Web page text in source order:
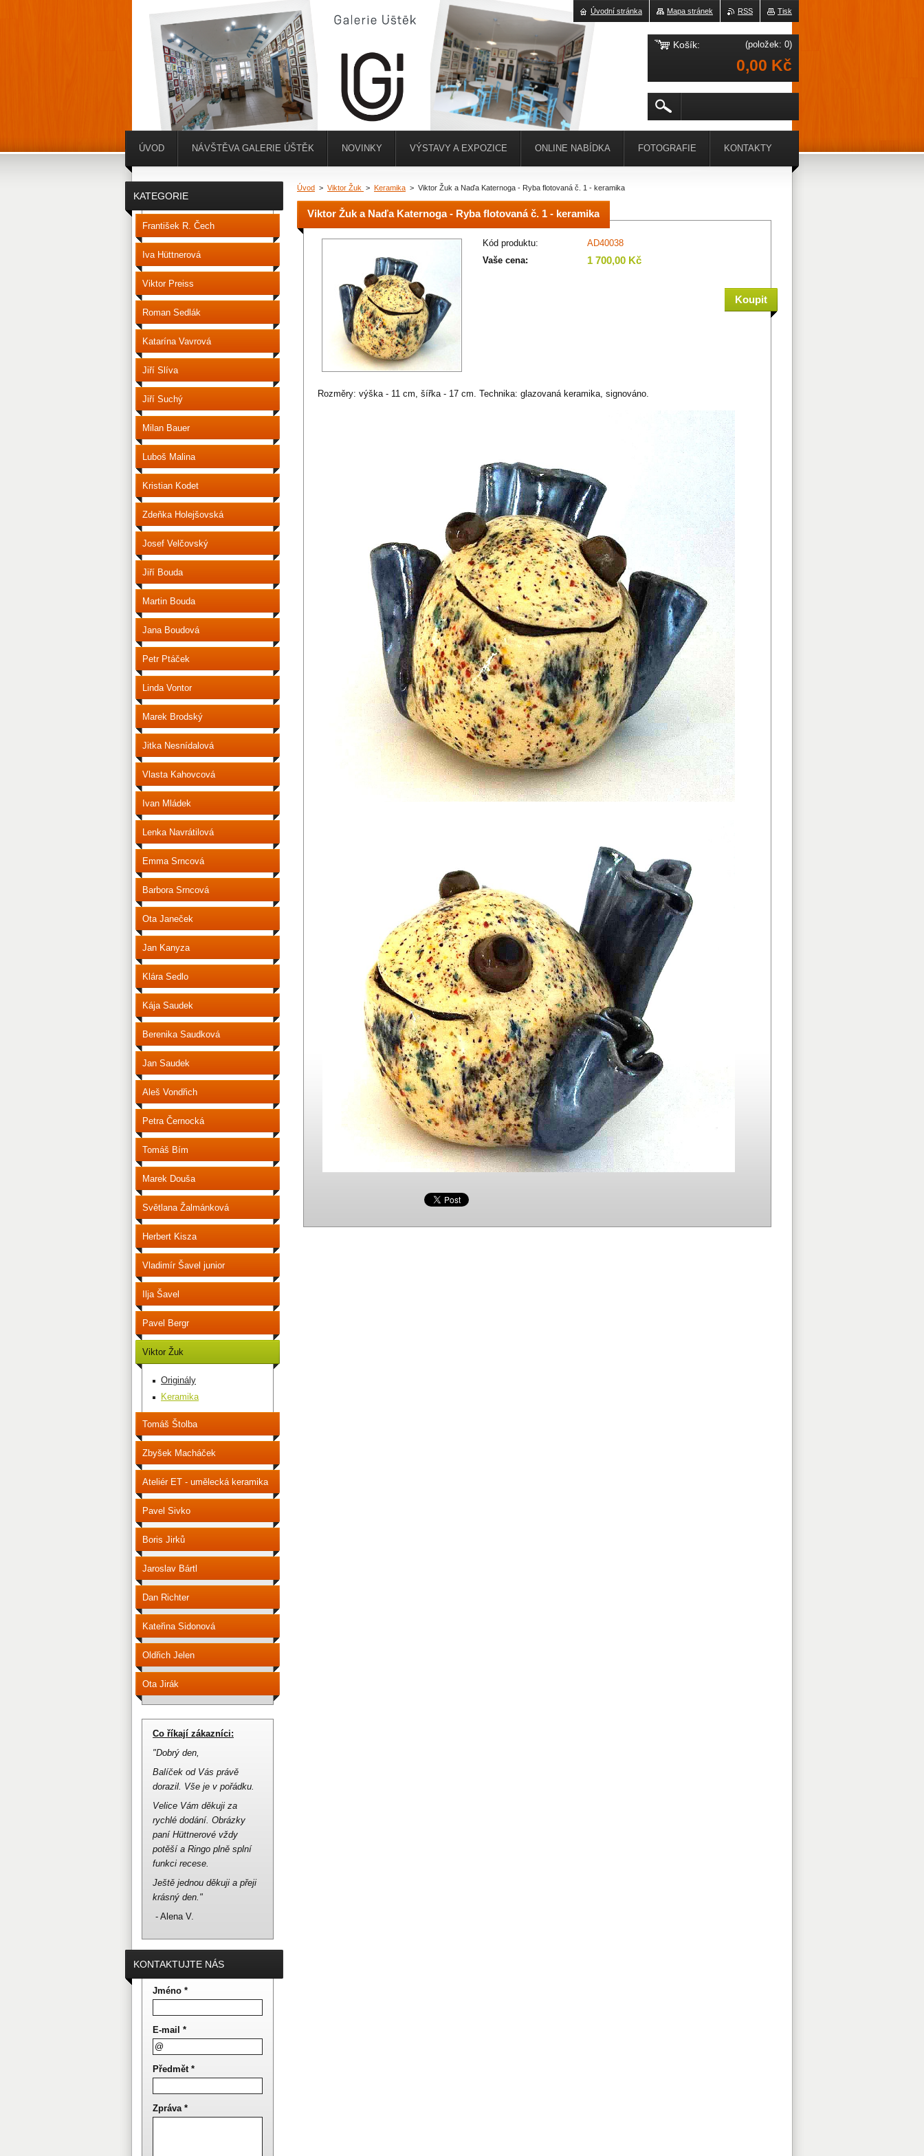
Úvod > Viktor Žuk > Keramika > Viktor Žuk a Naďa Katernoga - Ryba flotovaná č. 1 - keramika
Viktor Žuk a Naďa Katernoga - Ryba flotovaná č. 1 - keramika
Kód produktu:
AD40038
Vaše cena:
1 700,00 Kč
Rozměry: výška - 11 cm, šířka - 17 cm. Technika: glazovaná keramika, signováno.
KATEGORIE
František R. Čech
Iva Hüttnerová
Viktor Preiss
Roman Sedlák
Katarína Vavrová
Jiří Slíva
Jiří Suchý
Milan Bauer
Luboš Malina
Kristian Kodet
Zdeňka Holejšovská
Josef Velčovský
Jiří Bouda
Martin Bouda
Jana Boudová
Petr Ptáček
Linda Vontor
Marek Brodský
Jitka Nesnídalová
Vlasta Kahovcová
Ivan Mládek
Lenka Navrátilová
Emma Srncová
Barbora Srncová
Ota Janeček
Jan Kanyza
Klára Sedlo
Kája Saudek
Berenika Saudková
Jan Saudek
Aleš Vondřich
Petra Černocká
Tomáš Bím
Marek Douša
Světlana Žalmánková
Herbert Kisza
Vladimír Šavel junior
Ilja Šavel
Pavel Bergr
Viktor Žuk
Originály
Keramika
Tomáš Štolba
Zbyšek Macháček
Ateliér ET - umělecká keramika
Pavel Sivko
Boris Jirků
Jaroslav Bártl
Dan Richter
Kateřina Sidonová
Oldřich Jelen
Ota Jirák
Co říkají zákazníci:
"Dobrý den,
Balíček od Vás právě
dorazil. Vše je v pořádku.
Velice Vám děkuji za
rychlé dodání. Obrázky
paní Hüttnerové vždy
potěší a Ringo plně splní
funkci recese.
Ještě jednou děkuji a přeji
krásný den."
- Alena V.
KONTAKTUJTE NÁS
Jméno *
E-mail *
Předmět *
Zpráva *
ÚVOD NÁVŠTĚVA GALERIE ÚŠTĚK NOVINKY VÝSTAVY A EXPOZICE ONLINE NABÍDKA FOTOGRAFIE KONTAKTY
Tisk
RSS
Mapa stránek
Úvodní stránka
Košík: (položek: 0)
0,00 Kč